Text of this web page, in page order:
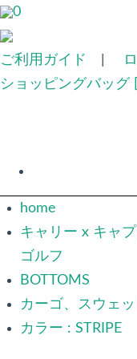
0
ご利用ガイド
ショッピングバッグ [
home
キャリー x キャ
ゴルフ
BOTTOMS
カーゴ、スウェ
カラー : STRIPE